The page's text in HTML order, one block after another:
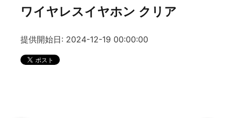
ワイヤレスイヤホン クリア
提供開始日: 2024-12-19 00:00:00